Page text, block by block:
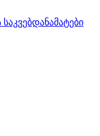
საკვებდანამატები